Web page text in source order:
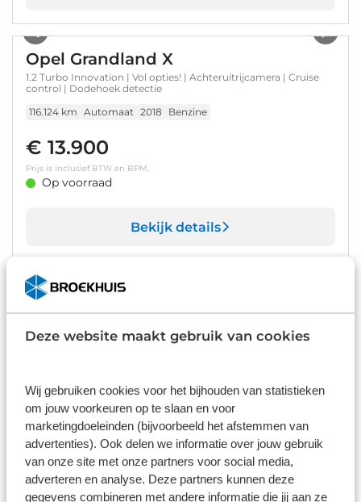
Deze website maakt gebruik van cookies
Wij gebruiken cookies voor het bijhouden van statistieken
om jouw voorkeuren op te slaan en voor
marketingdoeleinden (bijvoorbeeld het afstemmen van
advertenties). Ook delen we informatie over jouw gebruik
van onze site met onze partners voor social media,
adverteren en analyse. Deze partners kunnen deze
gegevens combineren met andere informatie die jij aan ze
Opel Grandland X
1.2 Turbo Innovation | Vol opties! | Achteruitrijcamera | Cruise
control | Dodehoek detectie
116.124 km Automaat 2018 Benzine
€ 13.900
Prijs is inclusief BTW en BPM.
Op voorraad
Bekijk details
Opel Grandland X
1.6 TURBO 225PK HYBRID ELEGANCE AUTOMAAT | / NAVI /
KEYLESS / WINTERPAKKET !!
Hybride benzine
€ 18.900
Prijs is inclusief BTW en BPM.
Op voorraad
Bekijk details
1 /26